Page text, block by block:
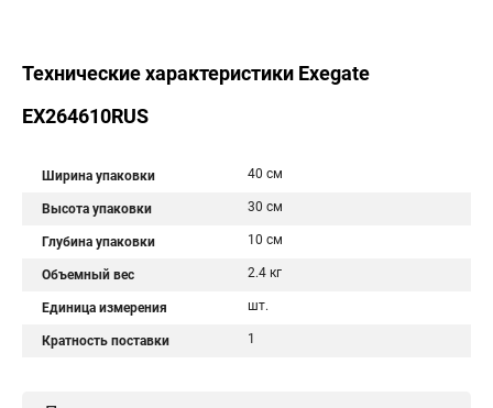
Технические характеристики Exegate
EX264610RUS
Ширина упаковки 40 см
Высота упаковки 30 см
Глубина упаковки 10 см
Объемный вес 2.4 кг
Единица измерения шт.
Кратность поставки 1